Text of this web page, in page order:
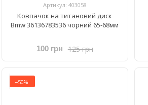
Артикул: 403058
Ковпачок на титановий диск
Bmw 36136783536 чорний 65-68мм
125 грн
100 грн
−50%